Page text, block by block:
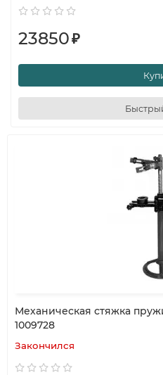
23850₽
Механическая стяжка
1009728
Закончился